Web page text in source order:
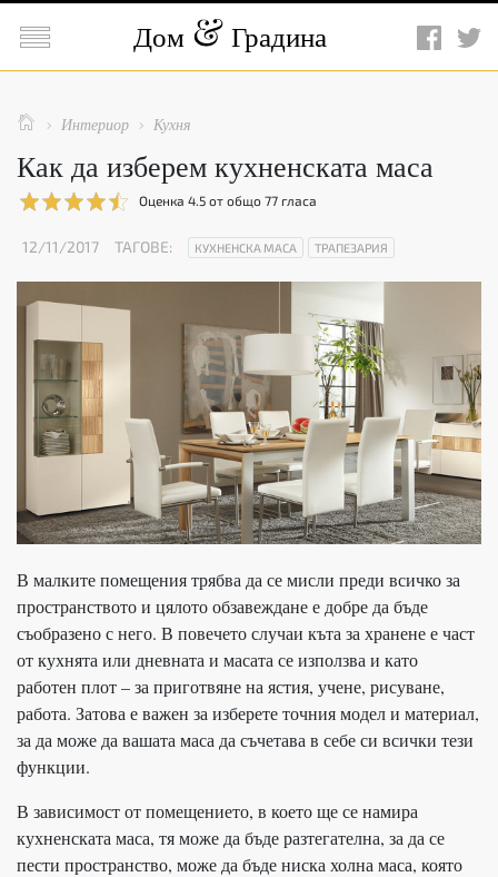
 Дом Градина
  Интериор  Кухня
Как да изберем кухненската маса
Оценка 4.5 от общо 77 гласа
12/11/2017 ТАГОВЕ: КУХНЕНСКА МАСА ТРАПЕЗАРИЯ
В малките помещения трябва да се мисли преди всичко за
пространството и цялото обзавеждане е добре да бъде
съобразено с него. В повечето случаи къта за хранене е част
от кухнята или дневната и масата се използва и като
работен плот – за приготвяне на ястия, учене, рисуване,
работа. Затова е важен за изберете точния модел и материал,
за да може да вашата маса да съчетава в себе си всички тези
функции.
В зависимост от помещението, в което ще се намира
кухненската маса, тя може да бъде разтегателна, за да се
пести пространство, може да бъде ниска холна маса, която